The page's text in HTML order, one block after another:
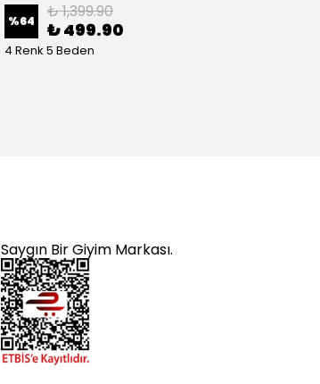
%64 ₺ 1,399.90
₺ 499.90
4 Renk 5 Beden
Saygın Bir Giyim Markası.